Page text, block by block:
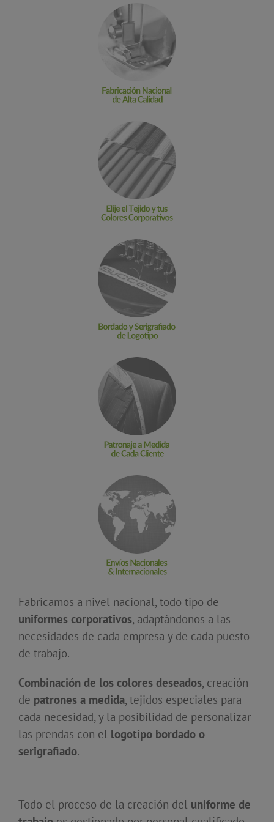
Fabricamos a nivel nacional, todo tipo de
uniformes corporativos, adaptándonos a las
necesidades de cada empresa y de cada puesto
de trabajo.
Combinación de los colores deseados, creación
de patrones a medida, tejidos especiales para
cada necesidad, y la posibilidad de personalizar
las prendas con el logotipo bordado o
serigrafiado.
Todo el proceso de la creación del uniforme de